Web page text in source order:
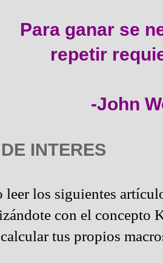
Para ganar se
repetir
-John
INTERES
leer los siguientes
con el concepto
tus propios